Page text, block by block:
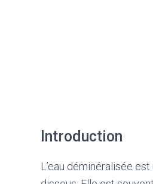
Introduction
L’eau déminéralisée